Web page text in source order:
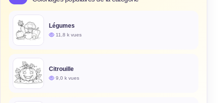
Légumes
11,8 k vues
Citrouille
9,0 k vues